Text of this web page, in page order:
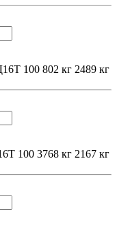
100 802 кг 2489 кг
100 3768 кг 2167 кг